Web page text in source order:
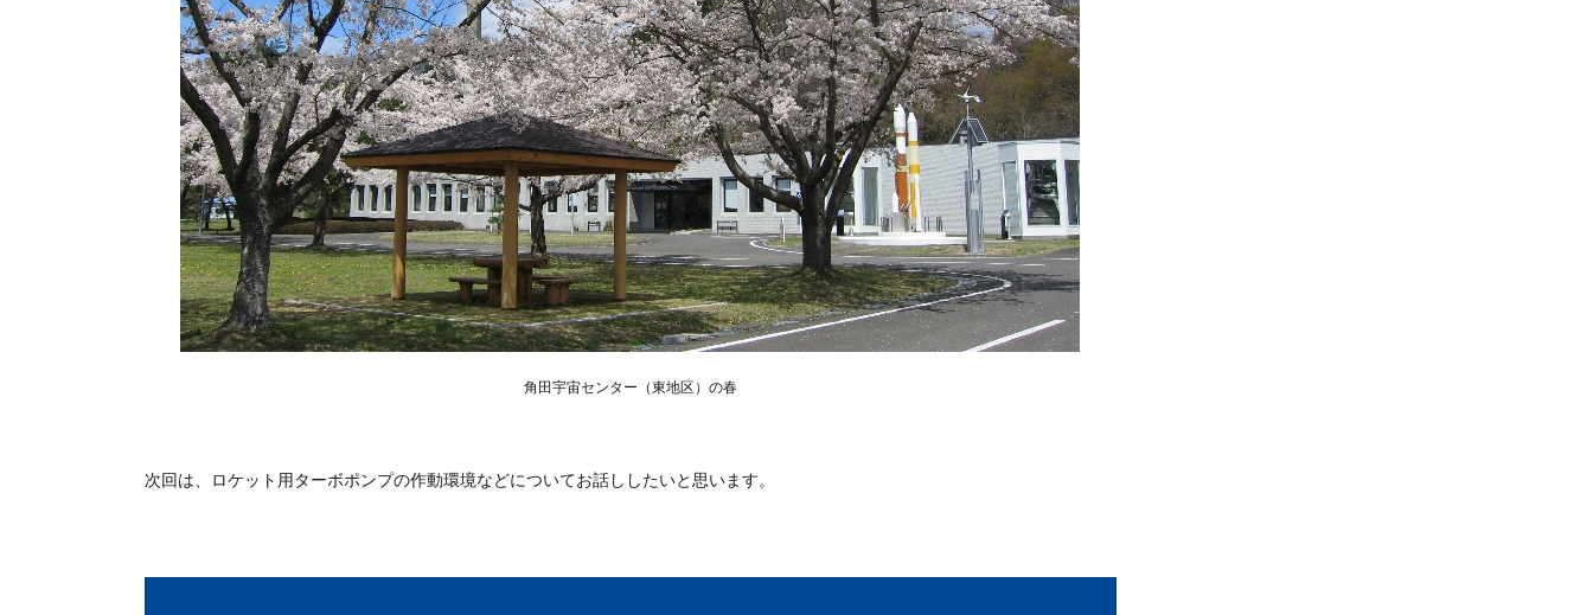
角田宇宙センター（東地区）の春
次回は、ロケット用ターボポンプの作動環境などについてお話ししたいと思います。